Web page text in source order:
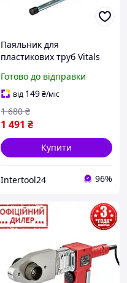
Паяльник для
пластикових труб Vitals
25; 32; 40; 50; 63 мм)
Готово до відправки
від 149₴/міс
1 491 ₴
1 680 ₴
Купити
Intertool24 96%